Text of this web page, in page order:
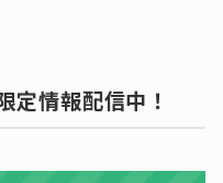
定情報配信中！